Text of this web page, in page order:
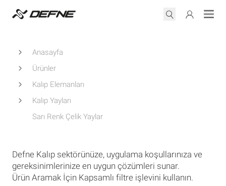
Anasayfa
Ürünler
Kalıp Elemanları
Kalıp Yayları
Sarı Renk Çelik Yaylar
Defne Kalıp sektörünüze, uygulama koşullarınıza ve
gereksinimlerinize en uygun çözümleri sunar.
Ürün Aramak İçin Kapsamlı filtre işlevini kullanın.